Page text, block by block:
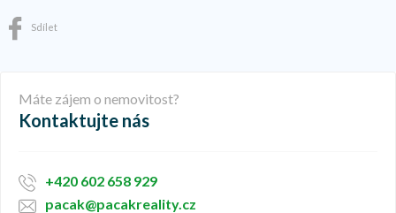
Sdílet
Máte zájem o nemovitost?
Kontaktujte nás
+420 602 658 929
pacak@pacakreality.cz